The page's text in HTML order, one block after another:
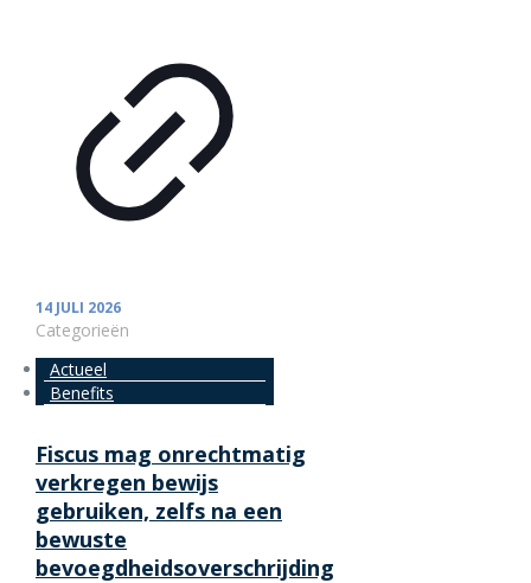
14 JULI 2026
Categorieën
Actueel
Benefits
Fiscus mag onrechtmatig
verkregen bewijs
gebruiken, zelfs na een
bewuste
bevoegdheidsoverschrijding